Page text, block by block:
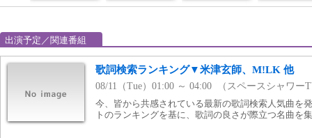
出演予定／関連番組
歌詞検索ランキング▼米津玄師、M!LK 他
08/11（Tue）01:00 ～ 04:00 （スペースシャワー
今、皆から共感されている最新の歌詞検索人気曲を
トのランキングを基に、歌詞の良さが際立つ名曲を